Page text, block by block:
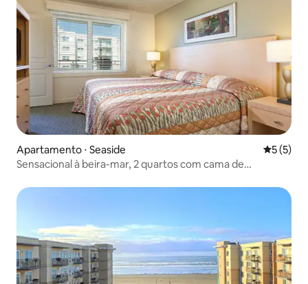
Apartamento ⋅ Seaside 5 de
5 (5)
Sensacional à beira-mar, 2 quartos com cama de